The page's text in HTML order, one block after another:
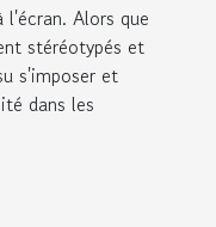
Alors que
stéréotypés et
s'imposer et
dans les